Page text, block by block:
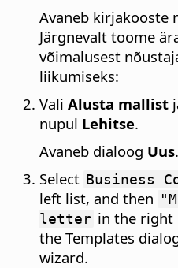
Avaneb kirjakooste
Järgnevalt toome
võimalusest
liikumiseks:
Vali Alusta mallist
nupul Lehitse.
Avaneb dialoog Uus.
Select Business
left list, and then
letter in the right
the Templates
wizard.